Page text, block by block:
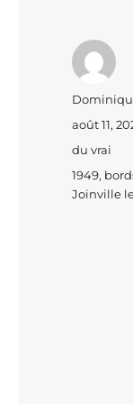
Auteur
Publié
le
août 11,
Catégories
du vrai
Étiquettes
1949,
Joinville